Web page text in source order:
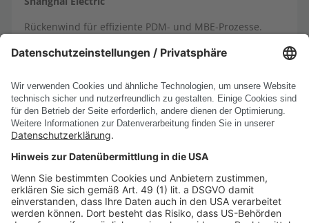
Rückenwind für effiziente PDM- und MBE-Prozesse.